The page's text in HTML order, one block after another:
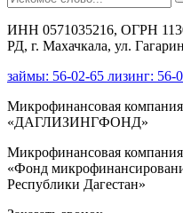
ИНН 0571035216, ОГРН
РД, г. Махачкала, ул.
займы: 56-02-65 лизинг: 56-
Микрофинансовая компания
«ДАГЛИЗИНГФОНД»
Микрофинансовая компания
«Фонд
Республики Дагестан»